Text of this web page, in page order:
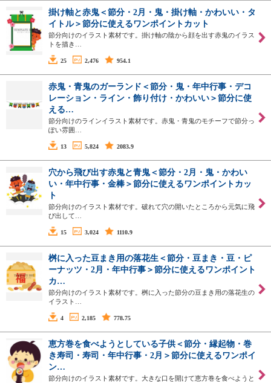
掛け軸と赤鬼＜節分・2月・鬼・掛け軸・かわいい・タ
イトル＞節分に使えるワンポイントカット
節分向けのイラスト素材です。掛け軸の陰から顔を出す赤鬼のイラス
トを描き…
25 2,476 954.1
赤鬼・青鬼のガーランド＜節分・鬼・年中行事・デコ
レーション・ライン・飾り付け・かわいい＞節分に使
える…
節分向けのラインイラスト素材です。赤鬼・青鬼のモチーフで節分っ
ぽい雰囲…
13 5,824 2083.9
穴から飛び出す赤鬼と青鬼＜節分・2月・鬼・かわい
い・年中行事・金棒＞節分に使えるワンポイントカッ
ト
節分向けのイラスト素材です。破れて穴の開いたところから元気に飛
び出して…
15 3,024 1110.9
桝に入った豆まき用の落花生＜節分・豆まき・豆・ピ
ーナッツ・2月・年中行事＞節分に使えるワンポイント
カ…
節分向けのイラスト素材です。桝に入った節分の豆まき用の落花生の
イラスト…
4 2,185 778.75
恵方巻を食べようとしている子供＜節分・縁起物・巻
き寿司・寿司・年中行事・2月＞節分に使えるワンポイ
ン…
節分向けのイラスト素材です。大きな口を開けて恵方巻を食べようと